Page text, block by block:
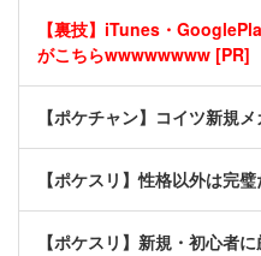
【裏技】iTunes・
がこちらwwwwwwww [PR]
【ポケチャン】コイツ新規
【ポケスリ】性格以外は完
【ポケスリ】新規・初心者